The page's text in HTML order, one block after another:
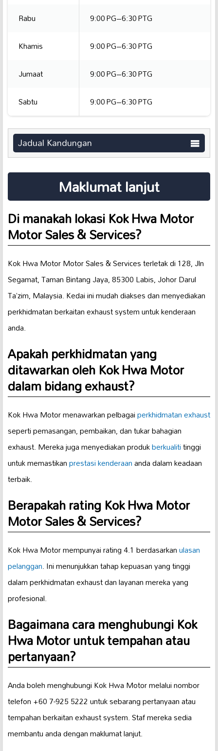
Rabu
9:00 PG–6:30 PTG
Khamis
9:00 PG–6:30 PTG
Jumaat
9:00 PG–6:30 PTG
Sabtu
9:00 PG–6:30 PTG
Jadual Kandungan
Maklumat lanjut
Di manakah lokasi Kok Hwa Motor
Motor Sales & Services?
Kok Hwa Motor Motor Sales & Services terletak di 128, Jln
Segamat, Taman Bintang Jaya, 85300 Labis, Johor Darul
Ta’zim, Malaysia. Kedai ini mudah diakses dan menyediakan
perkhidmatan berkaitan exhaust system untuk kenderaan
anda.
Apakah perkhidmatan yang
ditawarkan oleh Kok Hwa Motor
dalam bidang exhaust?
Kok Hwa Motor menawarkan pelbagaiperkhidmatan exhaust
seperti pemasangan, pembaikan, dan tukar bahagian
exhaust. Mereka juga menyediakan produkberkualititinggi
untuk memastikanprestasi kenderaananda dalam keadaan
terbaik.
Berapakah rating Kok Hwa Motor
Motor Sales & Services?
Kok Hwa Motor mempunyai rating 4.1 berdasarkanulasan
pelanggan. Ini menunjukkan tahap kepuasan yang tinggi
dalam perkhidmatan exhaust dan layanan mereka yang
profesional.
Bagaimana cara menghubungi Kok
Hwa Motor untuk tempahan atau
pertanyaan?
Anda boleh menghubungi Kok Hwa Motor melalui nombor
telefon +60 7-925 5222 untuk sebarang pertanyaan atau
tempahan berkaitan exhaust system. Staf mereka sedia
membantu anda dengan maklumat lanjut.